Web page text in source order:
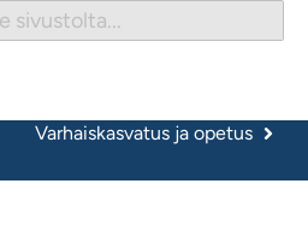
Varhaiskasvatus ja opetus